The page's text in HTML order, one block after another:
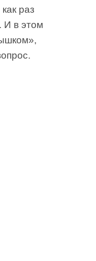
раз
И в этом